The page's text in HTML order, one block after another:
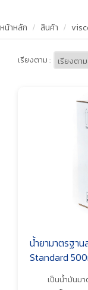
OUR WORKS
CALIBRATION
หน้าหลัก สินค้า
เรียงตาม :
น้ำยามาตรฐา
Standard
เป็นน้ำมันม